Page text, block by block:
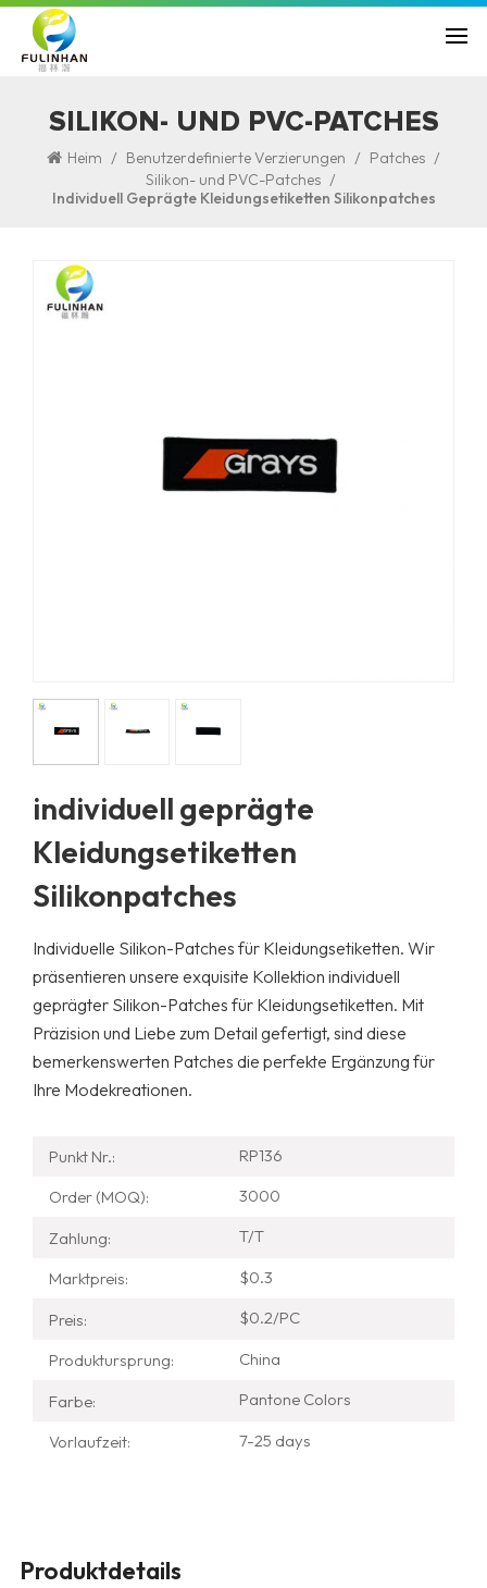
SILIKON- UND PVC-PATCHES
Heim / Benutzerdefinierte Verzierungen / Patches /
Silikon- und PVC-Patches /
Individuell Geprägte Kleidungsetiketten Silikonpatches
individuell geprägte
Kleidungsetiketten
Silikonpatches
Individuelle Silikon-Patches für Kleidungsetiketten. Wir
präsentieren unsere exquisite Kollektion individuell
geprägter Silikon-Patches für Kleidungsetiketten. Mit
Präzision und Liebe zum Detail gefertigt, sind diese
bemerkenswerten Patches die perfekte Ergänzung für
Ihre Modekreationen.
Punkt Nr.: RP136
Order (MOQ): 3000
Zahlung: T/T
Marktpreis: $0.3
Preis: $0.2/PC
Produktursprung: China
Farbe: Pantone Colors
Vorlaufzeit: 7-25 days
Produktdetails